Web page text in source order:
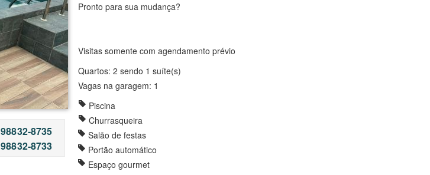
8735
8733
Pronto para sua mudança?
Visitas somente com agendamento prévio
Quartos: 2 sendo 1 suíte(s)
Vagas na garagem: 1
Piscina
Churrasqueira
Salão de festas
Portão automático
Espaço gourmet